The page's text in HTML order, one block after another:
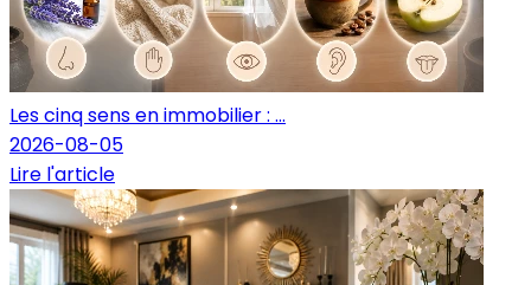
Les cinq sens en immobilier : ...
2026-08-05
Lire l'article